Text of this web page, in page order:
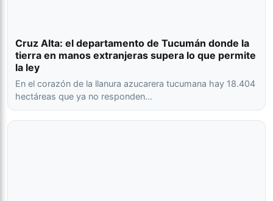
Cruz Alta: el departamento de Tucumán donde la
tierra en manos extranjeras supera lo que permite
la ley
En el corazón de la llanura azucarera tucumana hay 18.404
hectáreas que ya no responden…